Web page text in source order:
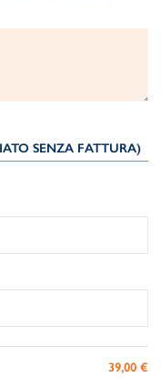
SENZA FATTURA)
39,00 €